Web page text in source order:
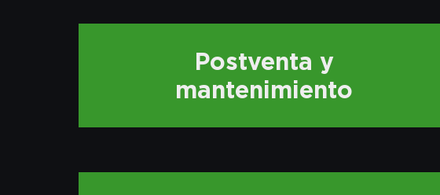
Postventa y
mantenimiento